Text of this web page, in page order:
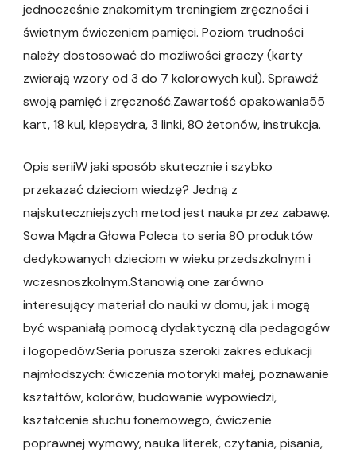
jednocześnie znakomitym treningiem zręczności i
świetnym ćwiczeniem pamięci. Poziom trudności
należy dostosować do możliwości graczy (karty
zwierają wzory od 3 do 7 kolorowych kul). Sprawdź
swoją pamięć i zręczność.Zawartość opakowania55
kart, 18 kul, klepsydra, 3 linki, 80 żetonów, instrukcja.
Opis seriiW jaki sposób skutecznie i szybko
przekazać dzieciom wiedzę? Jedną z
najskuteczniejszych metod jest nauka przez zabawę.
Sowa Mądra Głowa Poleca to seria 80 produktów
dedykowanych dzieciom w wieku przedszkolnym i
wczesnoszkolnym.Stanowią one zarówno
interesujący materiał do nauki w domu, jak i mogą
być wspaniałą pomocą dydaktyczną dla pedagogów
i logopedów.Seria porusza szeroki zakres edukacji
najmłodszych: ćwiczenia motoryki małej, poznawanie
kształtów, kolorów, budowanie wypowiedzi,
kształcenie słuchu fonemowego, ćwiczenie
poprawnej wymowy, nauka literek, czytania, pisania,